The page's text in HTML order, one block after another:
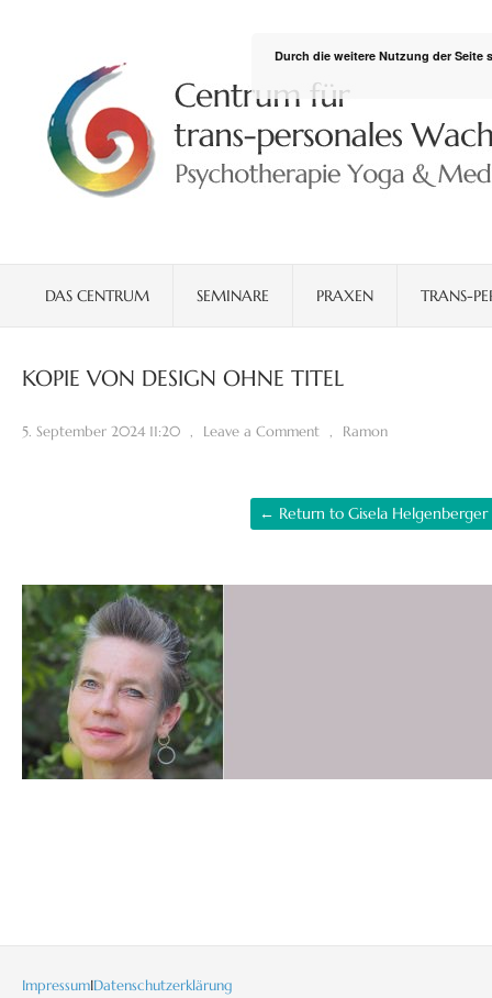
DAS CENTRUM SEMINARE PRAXEN TRANS-
KOPIE VON DESIGN OHNE TITEL
5. September 2024 11:20 , Leave a Comment , Ramon
← Return to Gisela Helgenberger
ImpressumIDatenschutzerklärung
Durch die weitere Nutzung der